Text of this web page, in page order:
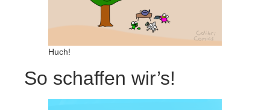
Huch!
So schaffen wir’s!